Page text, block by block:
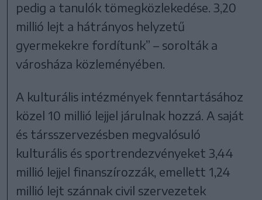
pedig a tanulók tömegközlekedése. 3,20
millió lejt a hátrányos helyzetű
gyermekekre fordítunk” – sorolták a
városháza közleményében.
A kulturális intézmények fenntartásához
közel 10 millió lejjel járulnak hozzá. A saját
és társszervezésben megvalósuló
kulturális és sportrendezvényeket 3,44
millió lejjel finanszírozzák, emellett 1,24
millió lejt szánnak civil szervezetek